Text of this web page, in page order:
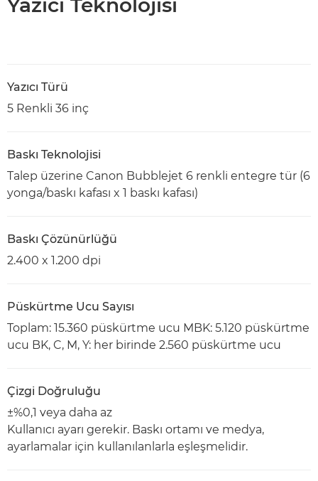
Yazıcı Teknolojisi
Yazıcı Türü
5 Renkli 36 inç
Baskı Teknolojisi
Talep üzerine Canon Bubblejet 6 renkli entegre tür (6
yonga/baskı kafası x 1 baskı kafası)
Baskı Çözünürlüğü
2.400 x 1.200 dpi
Püskürtme Ucu Sayısı
Toplam: 15.360 püskürtme ucu MBK: 5.120 püskürtme
ucu BK, C, M, Y: her birinde 2.560 püskürtme ucu
Çizgi Doğruluğu
±%0,1 veya daha az
Kullanıcı ayarı gerekir. Baskı ortamı ve medya,
ayarlamalar için kullanılanlarla eşleşmelidir.